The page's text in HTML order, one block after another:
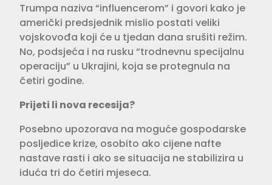
Trumpa naziva “influencerom” i govori kako je
američki predsjednik mislio postati veliki
vojskovođa koji će u tjedan dana srušiti režim.
No, podsjeća i na rusku “trodnevnu specijalnu
operaciju” u Ukrajini, koja se protegnula na
četiri godine.
Prijeti li nova recesija?
Posebno upozorava na moguće gospodarske
posljedice krize, osobito ako cijene nafte
nastave rasti i ako se situacija ne stabilizira u
iduća tri do četiri mjeseca.